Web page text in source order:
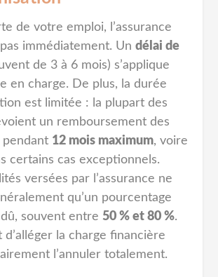
de votre emploi, l’assurance
immédiatement. Undélai de
de 3 à 6 mois) s’applique
en charge. De plus, la durée
est limitée : la plupart des
un remboursement des
pendant 12 mois maximum, voire
certains cas exceptionnels.
versées par l’assurance ne
qu’un pourcentage
souvent entre50 % et 80 %.
d’alléger la charge financière
l’annuler totalement.